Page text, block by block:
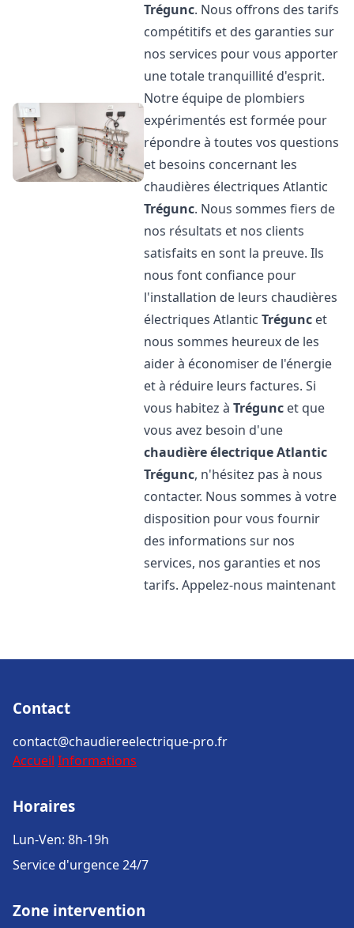
Trégunc. Nous offrons des tarifs
compétitifs et des garanties sur
nos services pour vous apporter
une totale tranquillité d'esprit.
Notre équipe de plombiers
expérimentés est formée pour
répondre à toutes vos questions
et besoins concernant les
chaudières électriques Atlantic
Trégunc. Nous sommes fiers de
nos résultats et nos clients
satisfaits en sont la preuve. Ils
nous font confiance pour
l'installation de leurs chaudières
électriques AtlanticTrégunc et
nous sommes heureux de les
aider à économiser de l'énergie
et à réduire leurs factures. Si
vous habitez àTrégunc et que
vous avez besoin d'une
chaudière électrique Atlantic
Trégunc, n'hésitez pas à nous
contacter. Nous sommes à votre
disposition pour vous fournir
des informations sur nos
services, nos garanties et nos
tarifs. Appelez-nous maintenant
Contact
contact@chaudiereelectrique-pro.fr
Accueil Informations
Horaires
Lun-Ven: 8h-19h
Service d'urgence 24/7
Zone intervention